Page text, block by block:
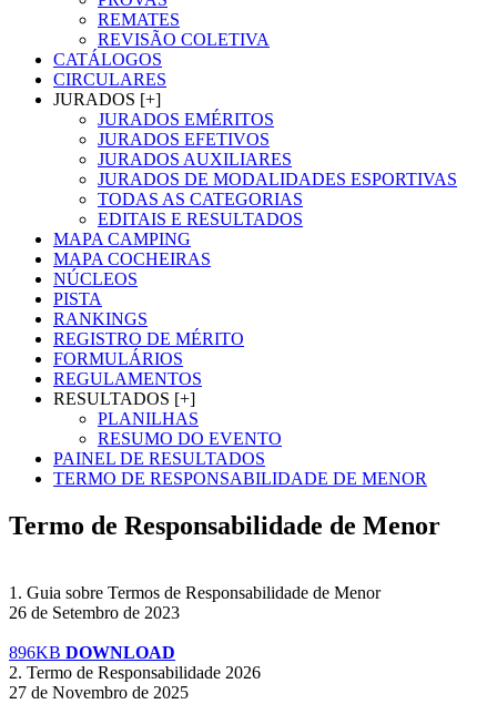
REMATES
REVISÃO COLETIVA
CATÁLOGOS
CIRCULARES
JURADOS [+]
JURADOS EMÉRITOS
JURADOS EFETIVOS
JURADOS AUXILIARES
JURADOS DE MODALIDADES ESPORTIVAS
TODAS AS CATEGORIAS
EDITAIS E RESULTADOS
MAPA CAMPING
MAPA COCHEIRAS
NÚCLEOS
PISTA
RANKINGS
REGISTRO DE MÉRITO
FORMULÁRIOS
REGULAMENTOS
RESULTADOS [+]
PLANILHAS
RESUMO DO EVENTO
PAINEL DE RESULTADOS
TERMO DE RESPONSABILIDADE DE MENOR
Termo de Responsabilidade de Menor
1. Guia sobre Termos de Responsabilidade de Menor
26 de Setembro de 2023
896KB DOWNLOAD
2. Termo de Responsabilidade 2026
27 de Novembro de 2025